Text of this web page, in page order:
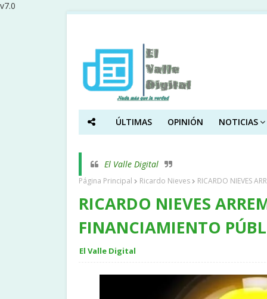
v7.0
ÚLTIMAS OPINIÓN NOTICIAS
El Valle Digital
Página Principal Ricardo Nieves RICARDO NIEVES
RICARDO NIEVES
FINANCIAMIENTO
El Valle Digital